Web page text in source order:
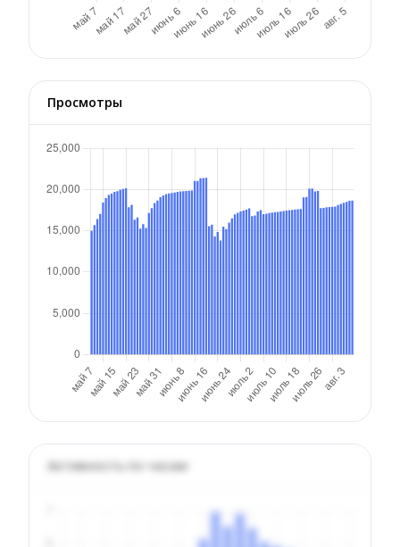
Просмотры
Активность по часам